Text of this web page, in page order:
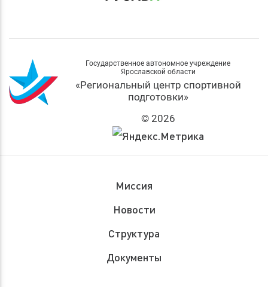
Государственное автономное учреждение
Ярославской области
«Региональный центр спортивной
подготовки»
© 2026
Миссия
Новости
Структура
Документы